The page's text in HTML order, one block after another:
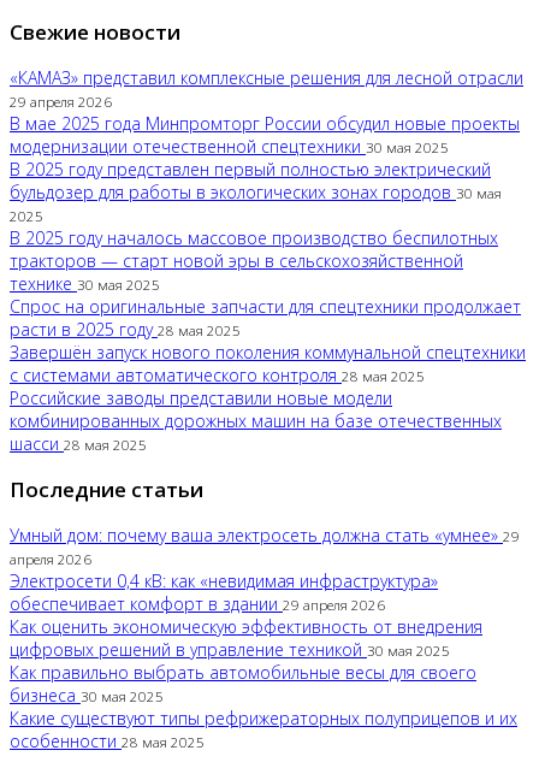
Свежие новости
«КАМАЗ» представил комплексные решения для лесной отрасли
29 апреля 2026
В мае 2025 года Минпромторг России обсудил новые проекты
модернизации отечественной спецтехники 30 мая 2025
В 2025 году представлен первый полностью электрический
бульдозер для работы в экологических зонах городов 30 мая
2025
В 2025 году началось массовое производство беспилотных
тракторов — старт новой эры в сельскохозяйственной
технике 30 мая 2025
Спрос на оригинальные запчасти для спецтехники продолжает
расти в 2025 году 28 мая 2025
Завершён запуск нового поколения коммунальной спецтехники
с системами автоматического контроля 28 мая 2025
Российские заводы представили новые модели
комбинированных дорожных машин на базе отечественных
шасси 28 мая 2025
Последние статьи
Умный дом: почему ваша электросеть должна стать «умнее» 29
апреля 2026
Электросети 0,4 кВ: как «невидимая инфраструктура»
обеспечивает комфорт в здании 29 апреля 2026
Как оценить экономическую эффективность от внедрения
цифровых решений в управление техникой 30 мая 2025
Как правильно выбрать автомобильные весы для своего
бизнеса 30 мая 2025
Какие существуют типы рефрижераторных полуприцепов и их
особенности 28 мая 2025